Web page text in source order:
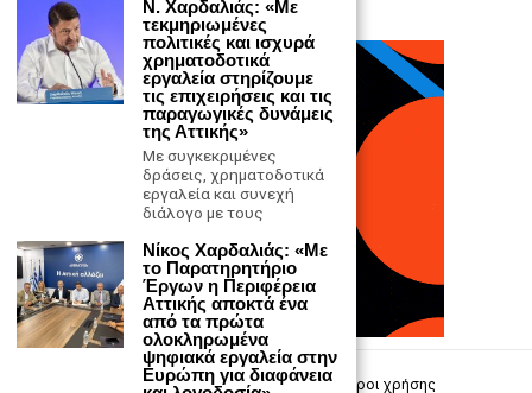
Επικοινωνία Πολιτική Απορρήτου Όροι χρήσης
N. Χαρδαλιάς: «Με
τεκμηριωμένες
πολιτικές και ισχυρά
χρηματοδοτικά
εργαλεία στηρίζουμε
τις επιχειρήσεις και τις
παραγωγικές δυνάμεις
της Αττικής»
Με συγκεκριμένες
δράσεις, χρηματοδοτικά
εργαλεία και συνεχή
διάλογο με τους
Νίκος Χαρδαλιάς: «Με
το Παρατηρητήριο
Έργων η Περιφέρεια
Αττικής αποκτά ένα
από τα πρώτα
ολοκληρωμένα
ψηφιακά εργαλεία στην
Ευρώπη για διαφάνεια